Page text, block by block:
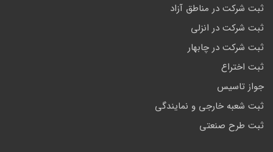
ثبت شرکت در مناطق آزاد
ثبت شرکت در انزلی
ثبت شرکت در چابهار
ثبت اختراع
جواز تاسیس
ثبت شعبه خارجی و نمایندگی
ثبت طرح صنعتی